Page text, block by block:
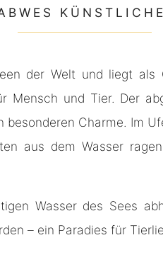
der Welt und liegt als
und Tier. Der
Charme. Im
aus dem Wasser
Wasser des Sees
– ein Paradies für